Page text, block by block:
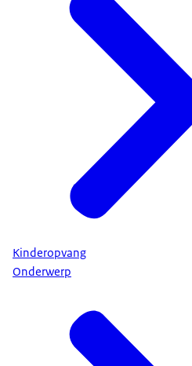
Kinderopvang
Onderwerp